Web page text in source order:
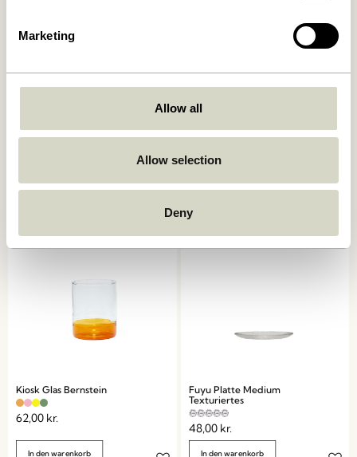
Marketing
Allow all
Allow selection
Deny
Crave Salatbesteck
In den warenkorb
Amare Speiseteller Braun
169,00
In den warenkorb
Kiosk Glas Bernstein
62,00 kr.
In den warenkorb
Fuyu Platte Medium
Texturiertes
48,00 kr.
In den warenkorb